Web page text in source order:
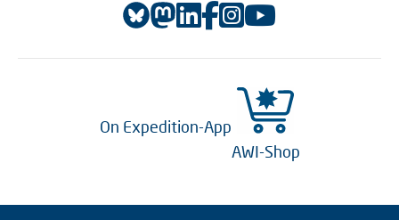
On Expedition-App
AWI-Shop